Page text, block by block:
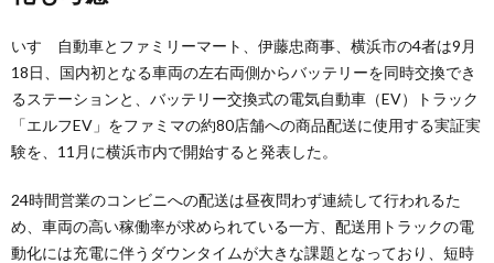
いすゞ自動車とファミリーマート、伊藤忠商事、横浜市の4者は9月
18日、国内初となる車両の左右両側からバッテリーを同時交換でき
るステーションと、バッテリー交換式の電気自動車（EV）トラック
「エルフEV」をファミマの約80店舗への商品配送に使用する実証実
験を、11月に横浜市内で開始すると発表した。
24時間営業のコンビニへの配送は昼夜問わず連続して行われるた
め、車両の高い稼働率が求められている一方、配送用トラックの電
動化には充電に伴うダウンタイムが大きな課題となっており、短時